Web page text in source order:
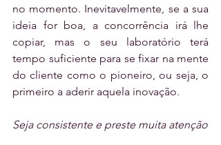
no momento. Inevitavelmente, se a sua
ideia for boa, a concorrência irá lhe
copiar, mas o seu laboratório terá
tempo suficiente para se fixar na mente
do cliente como o pioneiro, ou seja, o
primeiro a aderir aquela inovação.
Seja consistente e preste muita atenção